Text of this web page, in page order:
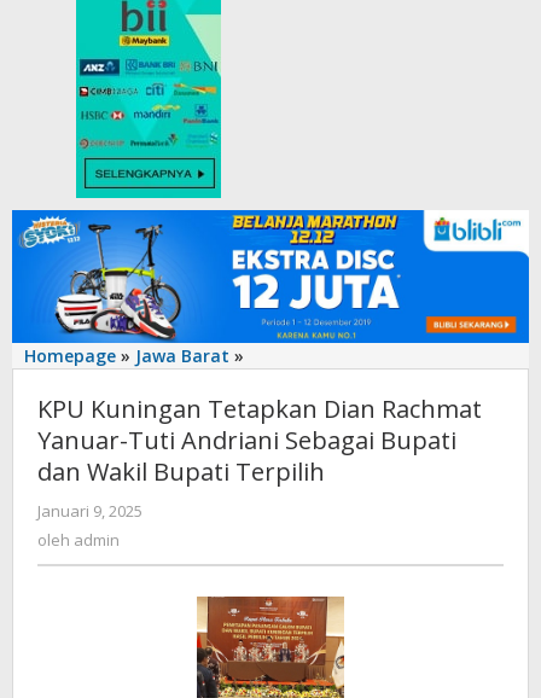
Homepage » Jawa Barat »
Tetapkan
Dian
Rachmat
Yanuar-
dan
Wakil
Bupati
Terpilih
KPU Kuningan Tetapkan Dian Rachmat
Yanuar-Tuti Andriani Sebagai Bupati
dan Wakil Bupati Terpilih
Januari 9, 2025
oleh admin